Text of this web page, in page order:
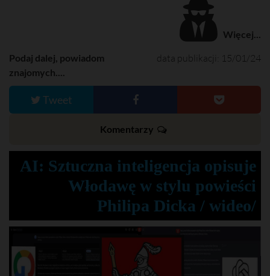
Więcej...
data publikacji: 15/01/24
Podaj dalej, powiadom
znajomych....
Tweet
Komentarzy
AI: Sztuczna inteligencja opisuje
Włodawę w stylu powieści
Philipa Dicka / wideo/